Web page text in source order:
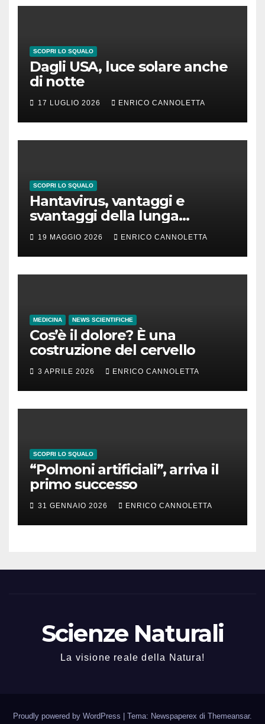
SCOPRI LO SQUALO
Dagli USA, luce solare anche
di notte
17 LUGLIO 2026 ENRICO CANNOLETTA
SCOPRI LO SQUALO
Hantavirus, vantaggi e
svantaggi della lunga
incubazione
19 MAGGIO 2026 ENRICO CANNOLETTA
MEDICINA NEWS SCIENTIFICHE
Cos’è il dolore? È una
costruzione del cervello
3 APRILE 2026 ENRICO CANNOLETTA
SCOPRI LO SQUALO
“Polmoni artificiali”, arriva il
primo successo
31 GENNAIO 2026 ENRICO CANNOLETTA
Scienze Naturali
La visione reale della Natura!
Proudly powered by WordPress Tema: Newspaperex di Themeansar.